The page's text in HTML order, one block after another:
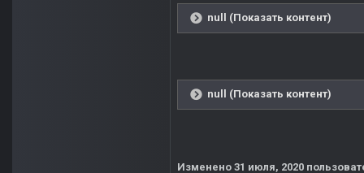
null (Показать контент)
null (Показать контент)
Изменено 31 июля, 2020